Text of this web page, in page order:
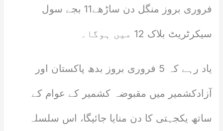
فروری بروز منگل دن ساڑھے11 بجے سول
سیکرٹریٹ بلاک 12 میں ہوگا۔
یاد رہے کہ 5 فروری بروز بدھ پاکستان اور
آزادکشمیر میں مقبوضہ کشمیر کے عوام کے
ساتھ یکجہتی کا دن منایا جائیگا، اس سلسلہ